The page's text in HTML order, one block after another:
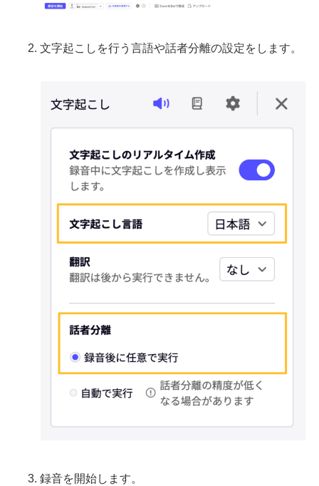
文字起こしを行う言語や話者分離の設定をします。
録音を開始します。